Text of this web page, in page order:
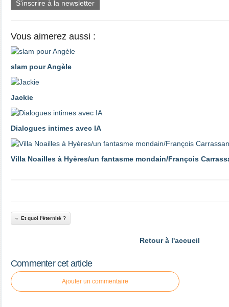
S'inscrire à la newsletter
Vous aimerez aussi :
slam pour Angèle
Jackie
Dialogues intimes avec IA
Villa Noailles à Hyères/un fantasme mondain/François
Et quoi l'éternité ?
Retour à l'accueil
Commenter cet article
Ajouter un commentaire